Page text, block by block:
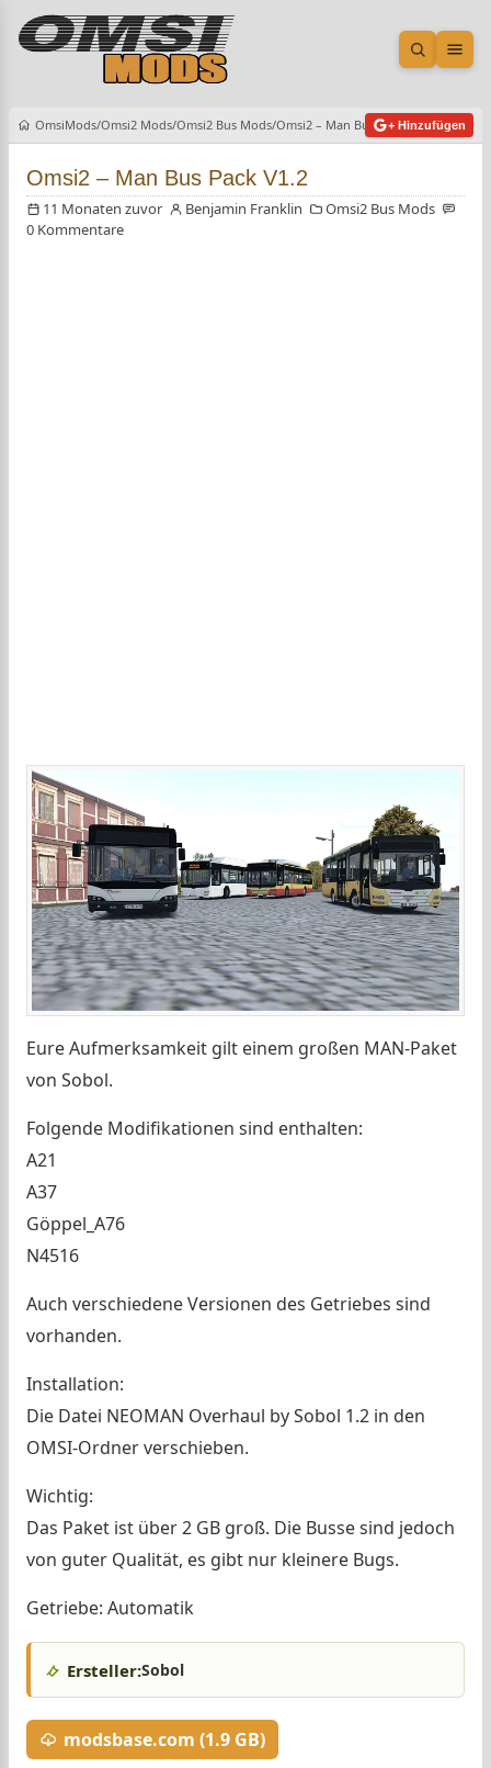
Suche
OmsiMods Omsi2 Mods Omsi2 Bus Mods Omsi2 – Man Bus Pack V1.2
+ Hinzufügen
Omsi2 – Man Bus Pack V1.2
11 Monaten zuvor Benjamin Franklin
Omsi2 Bus Mods
0 Kommentare
Eure Aufmerksamkeit gilt einem großen MAN-Paket
von Sobol.
Folgende Modifikationen sind enthalten:
A21
A37
Göppel_A76
N4516
Auch verschiedene Versionen des Getriebes sind
vorhanden.
Installation:
Die Datei NEOMAN Overhaul by Sobol 1.2 in den
OMSI-Ordner verschieben.
Wichtig:
Das Paket ist über 2 GB groß. Die Busse sind jedoch
von guter Qualität, es gibt nur kleinere Bugs.
Getriebe: Automatik
Ersteller:Sobol
modsbase.com (1.9 GB)